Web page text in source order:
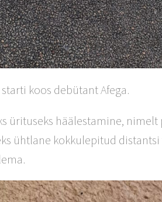
koos debütant Afega.
ürituseks häälestamine,
ühtlane kokkulepitud